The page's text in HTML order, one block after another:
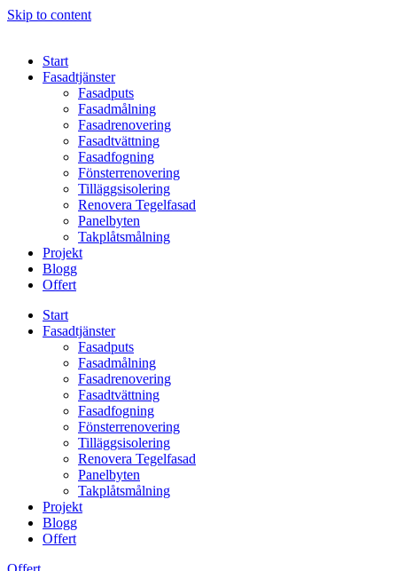
Skip to content
Start
Fasadtjänster
Fasadputs
Fasadmålning
Fasadrenovering
Fasadtvättning
Fasadfogning
Fönsterrenovering
Tilläggsisolering
Renovera Tegelfasad
Panelbyten
Takplåtsmålning
Projekt
Blogg
Offert
Start
Fasadtjänster
Fasadputs
Fasadmålning
Fasadrenovering
Fasadtvättning
Fasadfogning
Fönsterrenovering
Tilläggsisolering
Renovera Tegelfasad
Panelbyten
Takplåtsmålning
Projekt
Blogg
Offert